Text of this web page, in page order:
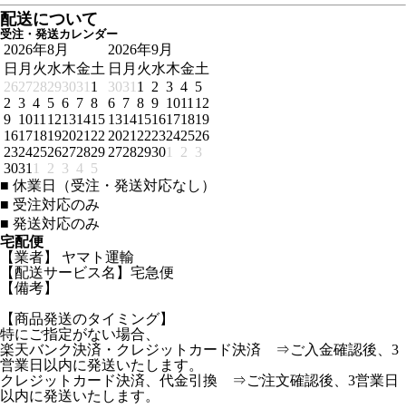
配送について
受注・発送カレンダー
2026年8月
日 月 火水木金土
262728293031 1
2 3 4 5 6 7 8
9 1011 12131415
161718192021 22
23242526272829
3031 1 2 3 4 5
2026年9月
日 月 火水木金土
3031 1 2 3 4 5
6 7 8 9 1011 12
13141516171819
2021 2223242526
272829301 2 3
■ 休業日（受注・発送対応なし）
■ 受注対応のみ
■ 発送対応のみ
宅配便
【業者】 ヤマト運輸
【配送サービス名】宅急便
【備考】
【商品発送のタイミング】
特にご指定がない場合、
楽天バンク決済・クレジットカード決済 ⇒ご入金確認後、3
営業日以内に発送いたします。
クレジットカード決済、代金引換 ⇒ご注文確認後、3営業日
以内に発送いたします。